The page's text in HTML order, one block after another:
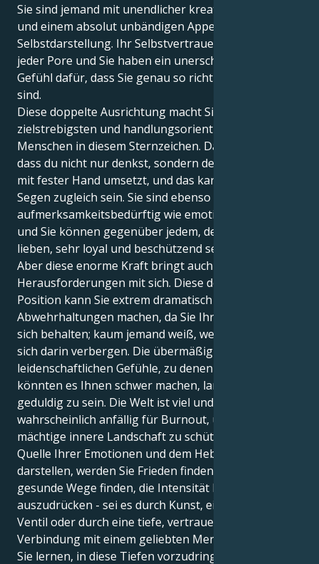
Sie sind jemand mit unendlicher kreativer Energie
und einem absolut unbändigen Appetit auf
Selbstdarstellung. Ihr Selbstvertrauen strömt aus
jeder Pore und Sie haben ein unerschütterliches
Gefühl dafür, dass Sie genau so richtig sind, wie Sie
sind.
Diese doppelte Ausrichtung macht Sie zu einem der
zielstrebigsten und handlungsorientiertesten
Menschen in diesem Sternzeichen. Das liegt daran,
dass du nicht nur denkst, sondern deine Gedanken
mit fester Hand umsetzt, und das kann Fluch und
Segen zugleich sein. Sie sind ebenso
aufmerksamkeitsbedürftig wie emotional komplex,
und Sie können gegenüber jedem, den Sie wirklich
lieben, sehr loyal und beschützend sein.
Aber diese enorme Kraft bringt auch
Herausforderungen mit sich. Diese doppelte Löwe-
Position kann Sie extrem dramatisch und anfällig für
Abwehrhaltungen machen, da Sie Ihre Emotionen für
sich behalten; kaum jemand weiß, welche Schätze
sich darin verbergen. Die übermäßig
leidenschaftlichen Gefühle, zu denen Sie neigen,
könnten es Ihnen schwer machen, lange und
geduldig zu sein. Die Welt ist viel und Sie sind
wahrscheinlich anfällig für Burnout, um Ihre
mächtige innere Landschaft zu schützen. In der
Quelle Ihrer Emotionen und dem Hebel, den sie
darstellen, werden Sie Frieden finden. Indem Sie
gesunde Wege finden, die Intensität Ihrer Gefühle
auszudrücken - sei es durch Kunst, ein kreatives
Ventil oder durch eine tiefe, vertrauensvolle
Verbindung mit einem geliebten Menschen - können
Sie lernen, in diese Tiefen vorzudringen und nicht